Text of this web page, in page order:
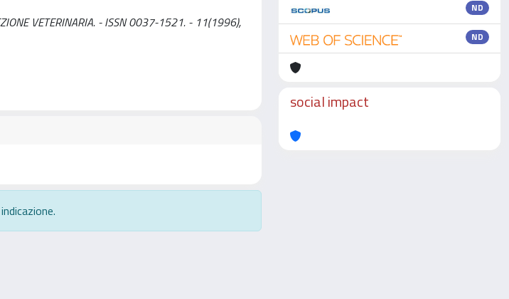
VETERINARIA. - ISSN 0037-1521. - 11(1996),
ND
ND
social impact